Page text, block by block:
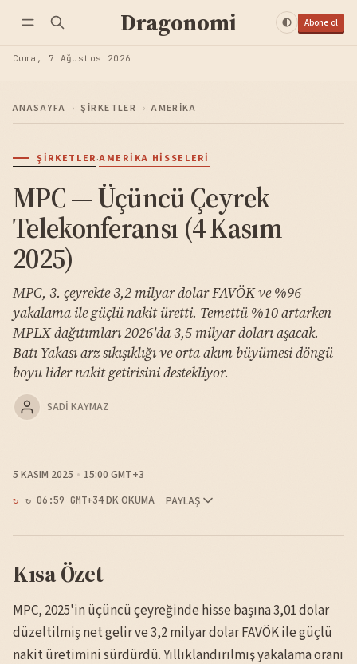
Dragonomi Abone ol
Cuma, 7 Ağustos 2026
ANASAYFA › ŞIRKETLER › AMERIKA
ŞIRKETLER·AMERIKA HISSELERI
MPC — Üçüncü Çeyrek
Telekonferansı (4 Kasım
2025)
MPC, 3. çeyrekte 3,2 milyar dolar FAVÖK ve %96
yakalama ile güçlü nakit üretti. Temettü %10 artarken
MPLX dağıtımları 2026'da 3,5 milyar doları aşacak.
Batı Yakası arz sıkışıklığı ve orta akım büyümesi döngü
boyu lider nakit getirisini destekliyor.
SADI KAYMAZ
5 KASIM 2025 15:00 GMT+3
↻ 06:59 GMT+34 DK OKUMA PAYLAŞ
Kısa Özet
MPC, 2025'in üçüncü çeyreğinde hisse başına 3,01 dolar
düzeltilmiş net gelir ve 3,2 milyar dolar FAVÖK ile güçlü
nakit üretimini sürdürdü. Yıllıklandırılmış yakalama oranı